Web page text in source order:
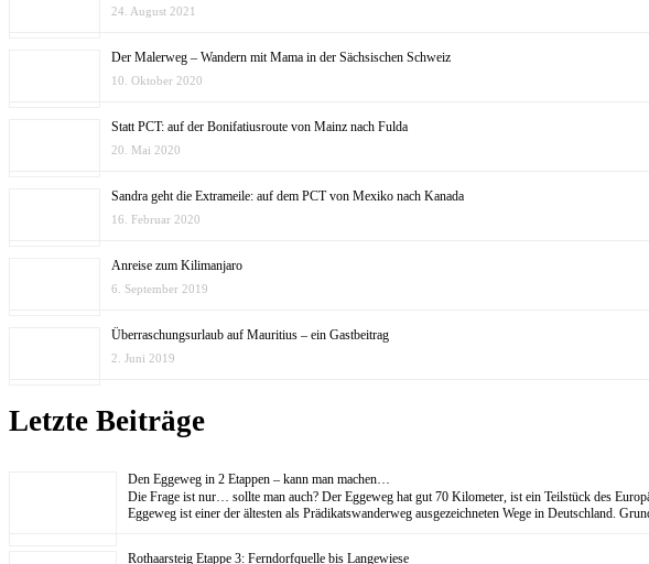
24. August 2021
Der Malerweg – Wandern mit Mama in der Sächsischen Schweiz
10. Oktober 2020
Statt PCT: auf der Bonifatiusroute von Mainz nach Fulda
20. Mai 2020
Sandra geht die Extrameile: auf dem PCT von Mexiko nach Kanada
16. Februar 2020
Anreise zum Kilimanjaro
6. September 2019
Überraschungsurlaub auf Mauritius – ein Gastbeitrag
2. Juni 2019
Letzte Beiträge
Den Eggeweg in 2 Etappen – kann man machen…
Die Frage ist nur… sollte man auch? Der Eggeweg hat gut 70 Kilometer, ist ein Teilstück des
Eggeweg ist einer der ältesten als Prädikatswanderweg ausgezeichneten Wege in Deutschland.
Rothaarsteig Etappe 3: Ferndorfquelle bis Langewiese